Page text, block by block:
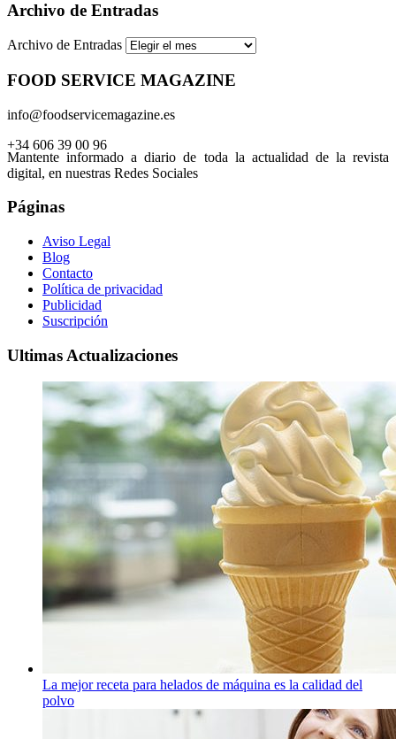
Archivo de Entradas
Archivo de Entradas
FOOD SERVICE MAGAZINE
info@foodservicemagazine.es
+34 606 39 00 96
Mantente informado a diario de toda la actualidad de la revista
digital, en nuestras Redes Sociales
Páginas
Aviso Legal
Blog
Contacto
Política de privacidad
Publicidad
Suscripción
Ultimas Actualizaciones
La mejor receta para helados de máquina es la calidad del
polvo